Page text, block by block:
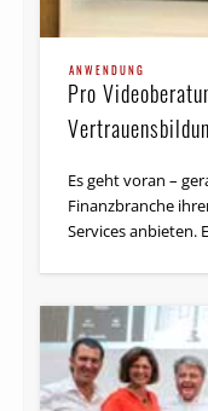
ANWENDUNG
Pro
Es geht voran –
Finanzbranche
Services anbieten.